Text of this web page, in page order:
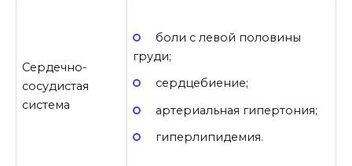
Сердечно-
сосудистая
система
боли с левой половины
груди;
сердцебиение;
артериальная гипертония;
гиперлипидемия.